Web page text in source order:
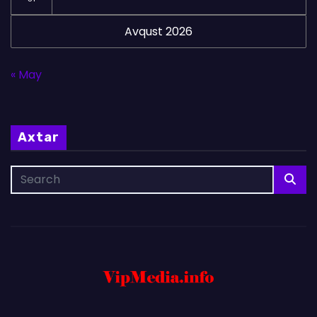
Avqust 2026
« May
Axtar